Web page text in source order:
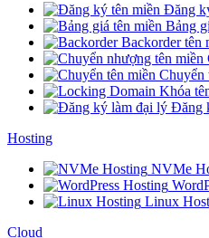
Đăng
Bảng
Backorder tên
Chuyển
Khóa
Đăng
Hosting
NVMe
Linux
Cloud